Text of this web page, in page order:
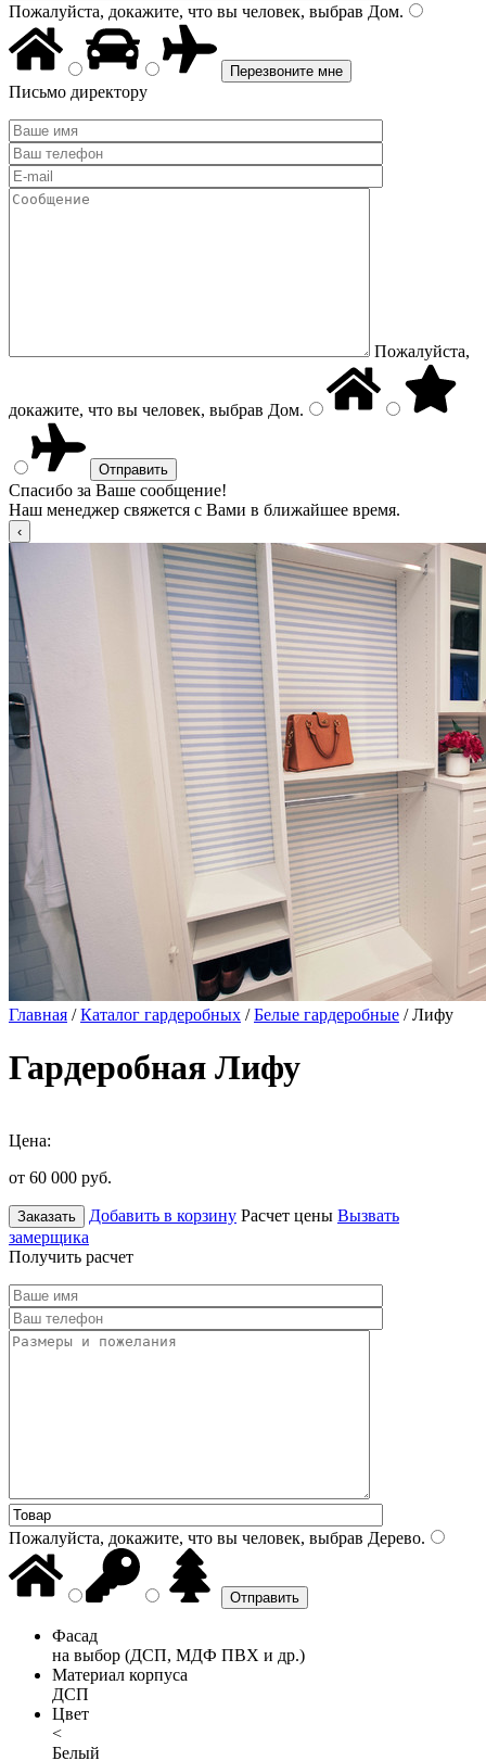
Пожалуйста, докажите, что вы человек, выбрав Дом.
Письмо директору
Пожалуйста,
докажите, что вы человек, выбрав Дом.
Спасибо за Ваше сообщение!
Наш менеджер свяжется с Вами в ближайшее время.
Главная /Каталог гардеробных /Белые гардеробные / Лифу
Гардеробная Лифу
Цена:
от 60 000 руб.
Заказать Добавить в корзину Расчет цены Вызвать
замерщика
Получить расчет
Пожалуйста, докажите, что вы человек, выбрав Дерево.
Фасад
на выбор (ДСП, МДФ ПВХ и др.)
Материал корпуса
ДСП
Цвет
<
Белый